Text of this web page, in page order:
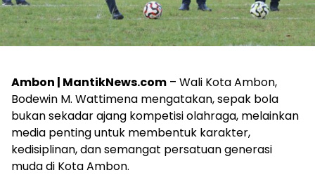
Ambon | MantikNews.com – Wali Kota Ambon,
Bodewin M. Wattimena mengatakan, sepak bola
bukan sekadar ajang kompetisi olahraga, melainkan
media penting untuk membentuk karakter,
kedisiplinan, dan semangat persatuan generasi
muda di Kota Ambon.